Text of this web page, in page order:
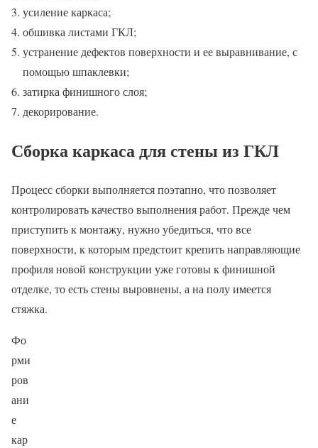
усиление каркаса;
обшивка листами ГКЛ;
устранение дефектов поверхности и ее выравнивание, с
помощью шпаклевки;
затирка финишного слоя;
декорирование.
Сборка каркаса для стены из ГКЛ
Процесс сборки выполняется поэтапно, что позволяет
контролировать качество выполнения работ. Прежде чем
приступить к монтажу, нужно убедиться, что все
поверхности, к которым предстоит крепить направляющие
профиля новой конструкции уже готовы к финишной
отделке, то есть стены выровнены, а на полу имеется
стяжка.
Фо
рми
ров
ани
е
кар